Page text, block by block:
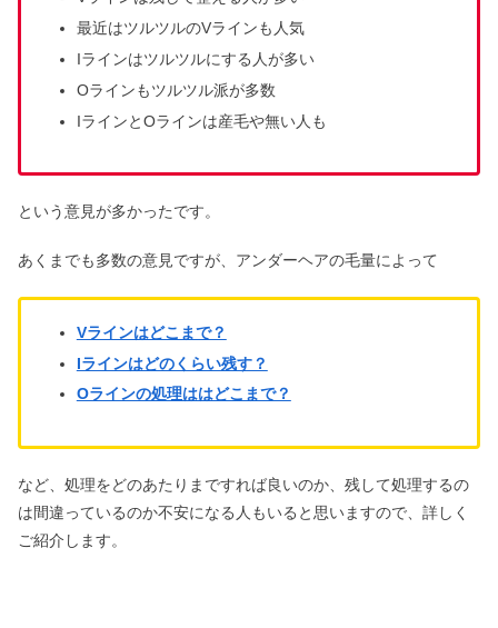
ジェントルマックスプロin東京で安い
｜都度払いの医療脱毛6選
京都でジェントルマックスプロ・ジェ
熱破壊式と蓄熱式脱毛はどっちがい
い？効果の違いや機械比較
ジェントルマックスプロ・福岡｜安い
おすすめ6選
最近はツルツルのVラインも人気
Iラインはツルツルにする人が多い
Oラインもツルツル派が多数
IラインとOラインは産毛や無い人も
という意見が多かったです。
あくまでも多数の意見ですが、アンダーヘアの毛量によって
Vラインはどこまで？
Iラインはどのくらい残す？
Oラインの処理ははどこまで？
など、処理をどのあたりまですれば良いのか、残して処理するの
は間違っているのか不安になる人もいると思いますので、詳しく
ご紹介します。